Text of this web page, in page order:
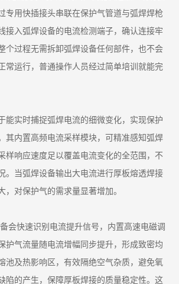
专用快插接头串联在保护气管道与弧焊焊枪
接入弧焊设备的电流检测端子，确认连接牢
个过程无需拆卸弧焊设备任何部件，也不会
常运行，普通操作人员经过简单培训就能完
能实时捕捉弧焊电流的细微变化，实现保护
其内置高频电流采样模块，可精准感知弧焊
样响应速度足以覆盖电流变化的全范围，不
。当弧焊设备输出大电流进行厚板熔透焊接
，对保护气的需求量显著增加。
会快速识别电流提升信号，内置高速电磁调
护气流量随电流增幅同步提升，形成致密均
池及热影响区，有效隔绝空气杂质，避免氧
陷的产生，保障厚板焊接的质量稳定性。这